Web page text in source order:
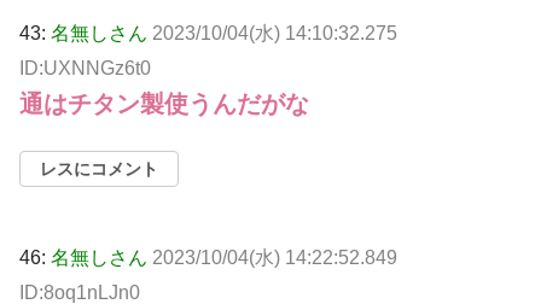
43: 名無しさん 2023/10/04(水) 14:10:32.275
ID:UXNNGz6t0
通はチタン製使うんだがな
レスにコメント
46: 名無しさん 2023/10/04(水) 14:22:52.849
ID:8oq1nLJn0